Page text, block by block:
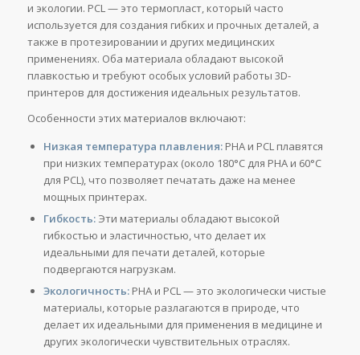
и экологии. PCL — это термопласт, который часто
используется для создания гибких и прочных деталей, а
также в протезировании и других медицинских
применениях. Oба материала обладают высокой
плавкостью и требуют особых условий работы 3D-
принтеров для достижения идеальных результатов.
Особенности этих материалов включают:
Низкая температура плавления:PHA и PCL плавятся
при низких температурах (около 180°C для PHA и 60°C
для PCL), что позволяет печатать даже на менее
мощных принтерах.
Гибкость:Эти материалы обладают высокой
гибкостью и эластичностью, что делает их
идеальными для печати деталей, которые
подвергаются нагрузкам.
Экологичность:PHA и PCL — это экологически чистые
материалы, которые разлагаются в природе, что
делает их идеальными для применения в медицине и
других экологически чувствительных отраслях.